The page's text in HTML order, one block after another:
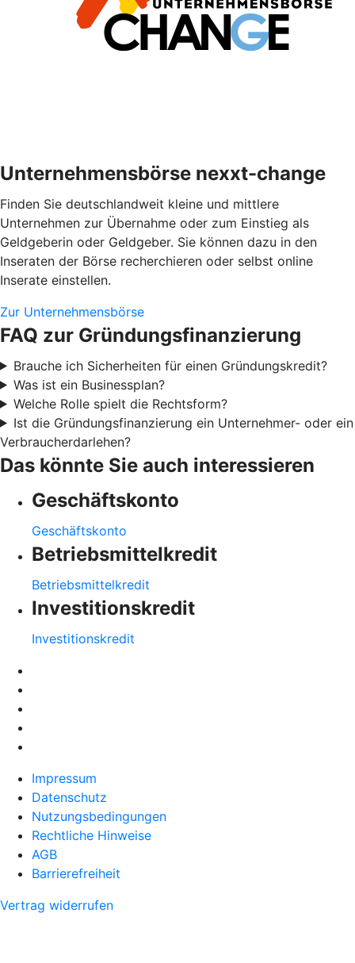
Unternehmensbörse nexxt-change
Finden Sie deutschlandweit kleine und mittlere
Unternehmen zur Übernahme oder zum Einstieg als
Geldgeberin oder Geldgeber. Sie können dazu in den
Inseraten der Börse recherchieren oder selbst online
Inserate einstellen.
Zur Unternehmensbörse
FAQ zur Gründungsfinanzierung
Brauche ich Sicherheiten für einen Gründungskredit?
Was ist ein Businessplan?
Welche Rolle spielt die Rechtsform?
Ist die Gründungsfinanzierung ein Unternehmer- oder ein
Verbraucherdarlehen?
Das könnte Sie auch interessieren
Geschäftskonto
Geschäftskonto
Betriebsmittelkredit
Betriebsmittelkredit
Investitionskredit
Investitionskredit
Impressum
Datenschutz
Nutzungsbedingungen
Rechtliche Hinweise
AGB
Barrierefreiheit
Vertrag widerrufen